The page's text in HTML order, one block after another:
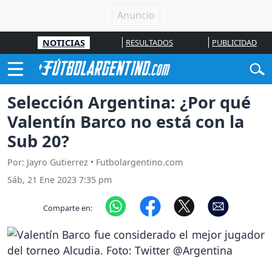
NOTICIAS RESULTADOS PUBLICIDAD
Selección Argentina: ¿Por qué
Valentín Barco no está con la
Sub 20?
Por: Jayro Gutierrez • Futbolargentino.com
Sáb, 21 Ene 2023 7:35 pm
Comparte en: